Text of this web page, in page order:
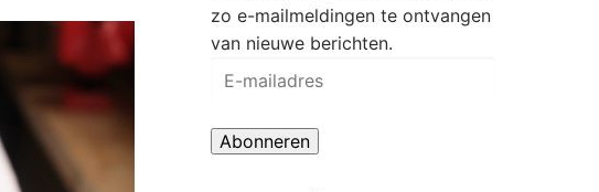
zo e-mailmeldingen te ontvangen
van nieuwe berichten.
E-
Abonneren